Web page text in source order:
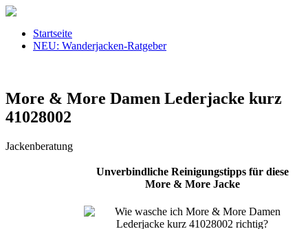
Startseite
NEU: Wanderjacken-Ratgeber
More & More Damen Lederjacke kurz
41028002
Jackenberatung
Unverbindliche Reinigungstipps für diese
More & More Jacke